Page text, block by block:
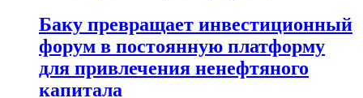
Баку превращает инвестиционный
форум в постоянную платформу
для привлечения ненефтяного
капитала